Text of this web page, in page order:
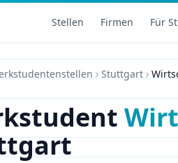
Stellen Firmen Für
Stuttgart